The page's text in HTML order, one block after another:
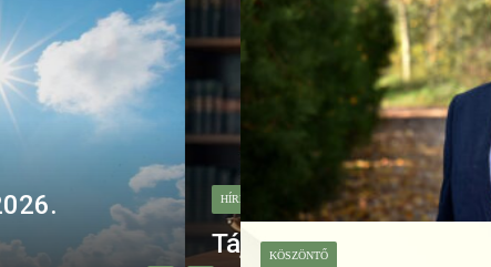
HÍREK, KÖZLEMÉNYEK KÉPVISELŐ-
Pusztaszabolcs
KÖSZÖNTŐ